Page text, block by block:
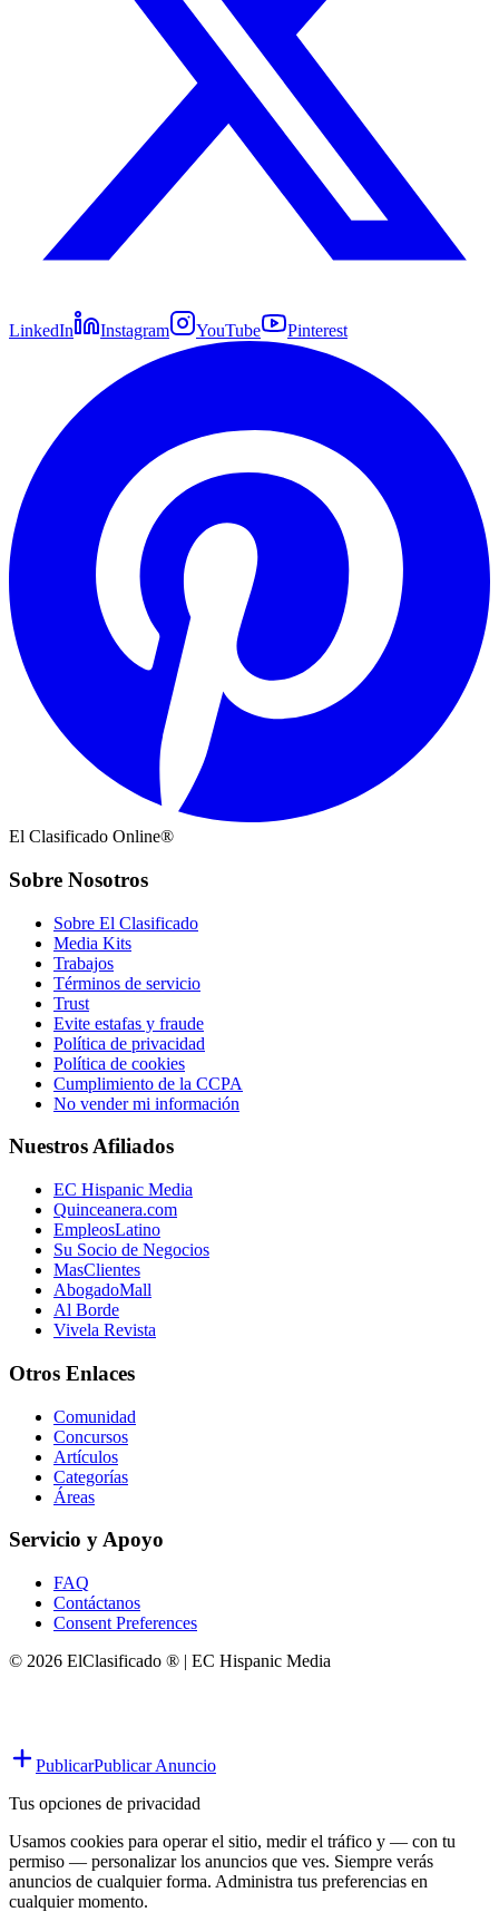
LinkedIn Instagram YouTube Pinterest
El Clasificado Online®
Sobre Nosotros
Sobre El Clasificado
Media Kits
Trabajos
Términos de servicio
Trust
Evite estafas y fraude
Política de privacidad
Política de cookies
Cumplimiento de la CCPA
No vender mi información
Nuestros Afiliados
EC Hispanic Media
Quinceanera.com
EmpleosLatino
Su Socio de Negocios
MasClientes
AbogadoMall
Al Borde
Vivela Revista
Otros Enlaces
Comunidad
Concursos
Artículos
Categorías
Áreas
Servicio y Apoyo
FAQ
Contáctanos
Consent Preferences
© 2026 ElClasificado ® | EC Hispanic Media
PublicarPublicar Anuncio
Tus opciones de privacidad
Usamos cookies para operar el sitio, medir el tráfico y — con tu
permiso — personalizar los anuncios que ves. Siempre verás
anuncios de cualquier forma. Administra tus preferencias en
cualquier momento.